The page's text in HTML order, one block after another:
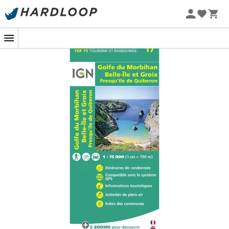
Letní akce 🔥 -5 % EXTRA při nákupu 2 produktů* s kódem